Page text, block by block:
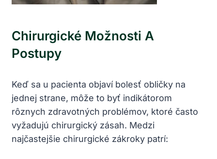
Chirurgické Možnosti A
Postupy
Keď sa u pacienta objaví bolesť obličky na
jednej strane, môže to byť indikátorom
rôznych zdravotných problémov, ktoré často
vyžadujú chirurgický zásah. Medzi
najčastejšie chirurgické zákroky patrí: